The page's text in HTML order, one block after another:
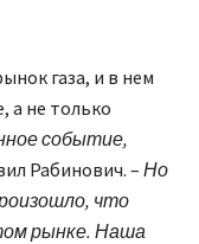
газа, и в нем
а не только
событие,
Рабинович. –Но
что
рынке. Наша